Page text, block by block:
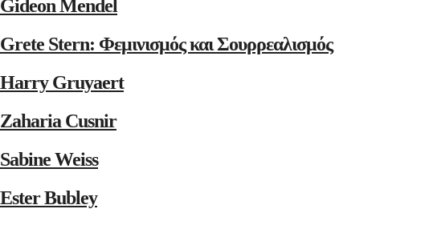
Gideon Mendel
Grete Stern: Φεμινισμός και Σουρρεαλισμός
Harry Gruyaert
Zaharia Cusnir
Sabine Weiss
Ester Bubley